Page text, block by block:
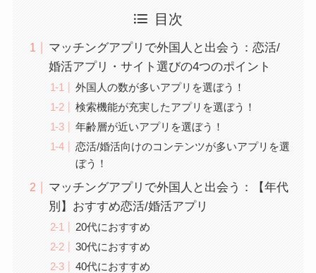
目次
マッチングアプリで外国人と出会う：恋活/
婚活アプリ・サイト選びの4つのポイント
外国人の数が多いアプリを選ぼう！
検索機能が充実したアプリを選ぼう！
年齢層が近いアプリを選ぼう！
恋活/婚活向けのコンテンツが多いアプリを選
ぼう！
マッチングアプリで外国人と出会う：【年代
別】おすすめ恋活/婚活アプリ
20代におすすめ
30代におすすめ
40代におすすめ